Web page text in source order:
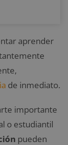
aprender
de inmediato.
importante
o estudiantil
pueden